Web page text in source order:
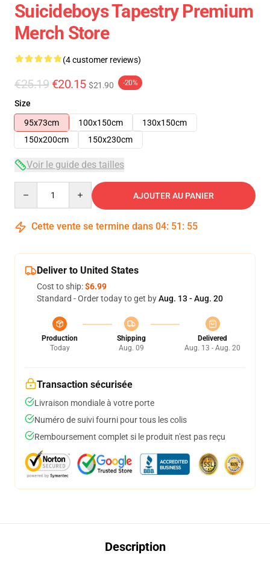
Suicideboys Tapestry Premium
Merch Store
(4 customer reviews)
€25.19 €20.15 $21.90 -20%
Size
95x73cm
100x150cm
130x150cm
150x200cm
150x230cm
Voir le guide des tailles
AJOUTER AU PANIER
Cette vente se termine dans 04: 51 : 54
Deliver to United States
Cost to ship:$6.99
Standard - Order today to get byAug. 13 - Aug. 20
Production
Today
Shipping
Aug. 09
Delivered
Aug. 13 - Aug. 20
Transaction sécurisée
Livraison mondiale à votre porte
Numéro de suivi fourni pour tous les colis
Remboursement complet si le produit n'est pas reçu
Description